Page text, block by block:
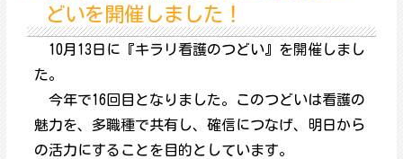
どいを開催しました！
10月13日に『キラリ看護のつどい』を開催しまし
た。
今年で16回目となりました。このつどいは看護の
魅力を、多職種で共有し、確信につなげ、明日から
の活力にすることを目的としています。